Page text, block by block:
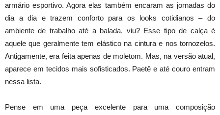
armário esportivo. Agora elas também encaram as jornadas do
dia a dia e trazem conforto para os looks cotidianos – do
ambiente de trabalho até a balada, viu? Esse tipo de calça é
aquele que geralmente tem elástico na cintura e nos tornozelos.
Antigamente, era feita apenas de moletom. Mas, na versão atual,
aparece em tecidos mais sofisticados. Paetê e até couro entram
nessa lista.
Pense em uma peça excelente para uma composição